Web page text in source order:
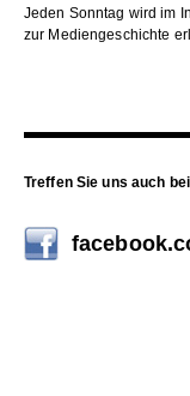
Jeden Sonntag wird im
zur Mediengeschichte
Treffen Sie uns auch